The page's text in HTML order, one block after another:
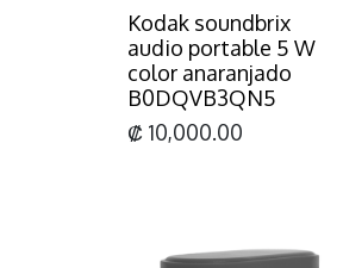
Kodak soundbrix
audio portable 5 W
color anaranjado
B0DQVB3QN5
₡ 10,000.00